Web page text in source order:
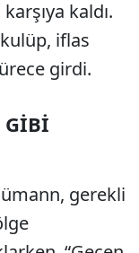
kaldı.
iflas
girdi.
GİBİ
gerekli